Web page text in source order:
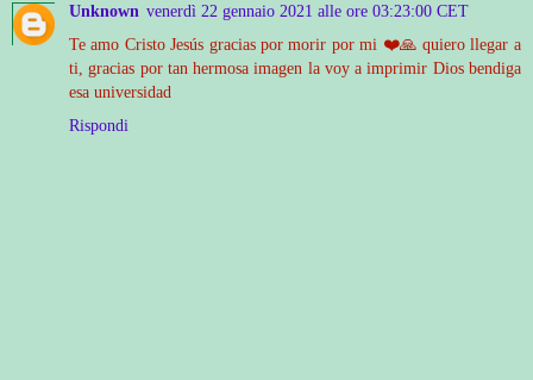
Unknown venerdì 22 gennaio 2021 alle ore 03:23:00 CET
Te amo Cristo Jesús gracias por morir por mi ❤️🙏 quiero llegar a
ti, gracias por tan hermosa imagen la voy a imprimir Dios bendiga
esa universidad
Rispondi